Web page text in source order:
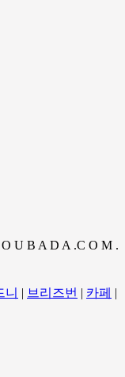
U B A D A .C O M .
니 | 브리즈번 | 카페 |